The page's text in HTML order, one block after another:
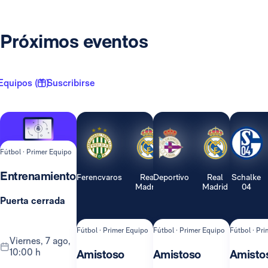
Próximos eventos
( 1 )Suscribirse
Fútbol · Primer Equipo
Entrenamiento
Puerta cerrada
viernes, 7 ago,
10:00 h
Ferencvaros
Real
Madrid
Fútbol · Primer Equipo
Amistoso
Deportivo
Real
Madrid
Fútbol · Primer Equipo
Amistoso
Schalke
04
Fútbol ·